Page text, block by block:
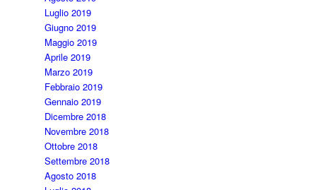
Luglio 2019
Giugno 2019
Maggio 2019
Aprile 2019
Marzo 2019
Febbraio 2019
Gennaio 2019
Dicembre 2018
Novembre 2018
Ottobre 2018
Settembre 2018
Agosto 2018